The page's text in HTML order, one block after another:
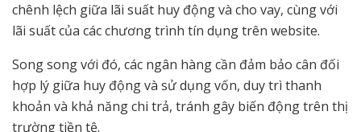
chênh lệch giữa lãi suất huy động và cho vay, cùng với
lãi suất của các chương trình tín dụng trên website.
Song song với đó, các ngân hàng cần đảm bảo cân đối
hợp lý giữa huy động và sử dụng vốn, duy trì thanh
khoản và khả năng chi trả, tránh gây biến động trên thị
trường tiền tệ.